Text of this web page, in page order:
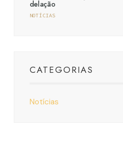
delação
NOTÍCIAS
CATEGORIAS
Notícias